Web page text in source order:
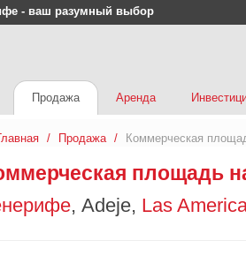
- ваш разумный выбор
Продажа Аренда
Продажа Коммерческая
площадь
, Adeje, Las